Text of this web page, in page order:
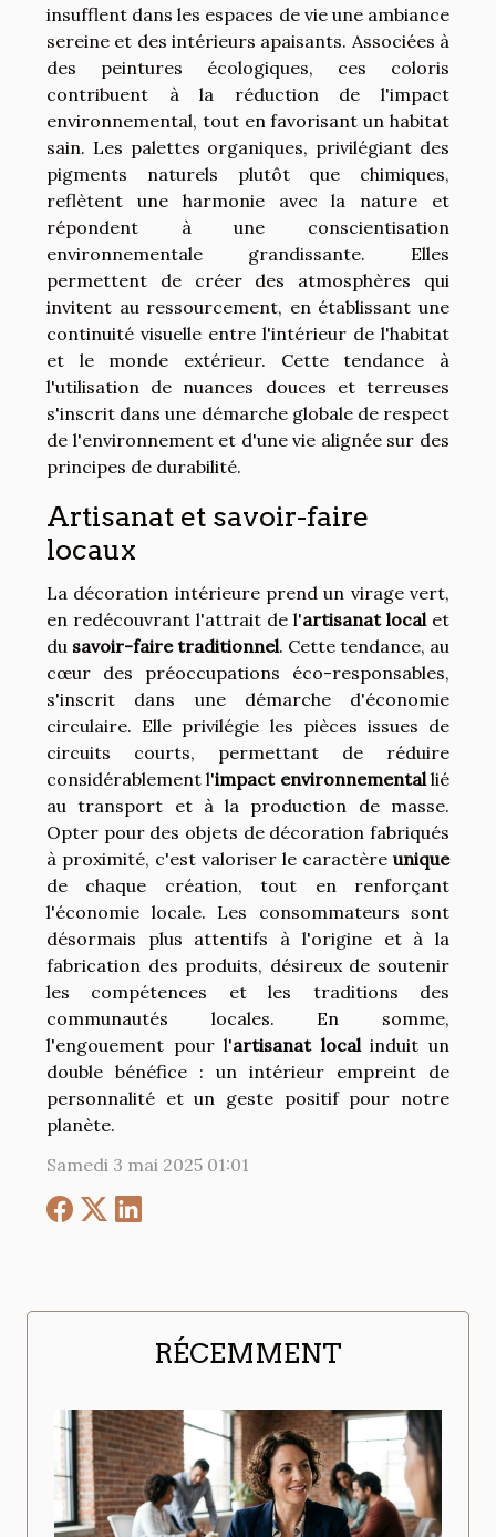
insufflent dans les espaces de vie une ambiance
sereine et des intérieurs apaisants. Associées à
des peintures écologiques, ces coloris
contribuent à la réduction de l'impact
environnemental, tout en favorisant un habitat
sain. Les palettes organiques, privilégiant des
pigments naturels plutôt que chimiques,
reflètent une harmonie avec la nature et
répondent à une conscientisation
environnementale grandissante. Elles
permettent de créer des atmosphères qui
invitent au ressourcement, en établissant une
continuité visuelle entre l'intérieur de l'habitat
et le monde extérieur. Cette tendance à
l'utilisation de nuances douces et terreuses
s'inscrit dans une démarche globale de respect
de l'environnement et d'une vie alignée sur des
principes de durabilité.
Artisanat et savoir-faire
locaux
La décoration intérieure prend un virage vert,
en redécouvrant l'attrait de l'artisanat localet
du savoir-faire traditionnel. Cette tendance, au
cœur des préoccupations éco-responsables,
s'inscrit dans une démarche d'économie
circulaire. Elle privilégie les pièces issues de
circuits courts, permettant de réduire
considérablement l'impact environnementallié
au transport et à la production de masse.
Opter pour des objets de décoration fabriqués
à proximité, c'est valoriser le caractère unique
de chaque création, tout en renforçant
l'économie locale. Les consommateurs sont
désormais plus attentifs à l'origine et à la
fabrication des produits, désireux de soutenir
les compétences et les traditions des
communautés locales. En somme,
l'engouement pour l'artisanat localinduit un
double bénéfice : un intérieur empreint de
personnalité et un geste positif pour notre
planète.
Samedi 3 mai 2025 01:01
RÉCEMMENT